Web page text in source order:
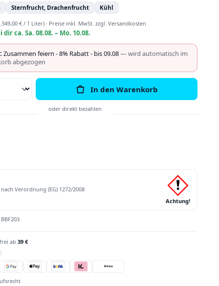
Sternfrucht, Drachenfrucht Kühl
€ / 1 Liter) · Preise inkl. MwSt. zzgl. Versandkosten
dir ca. Sa. 08.08. – Mo. 10.08.
Zusammen feiern - 8% Rabatt - bis 09.08— wird automatisch im
abgezogen
Gib den gewünschten Wert
In den Warenkorb
Verordnung (EG) 1272/2008
Achtung!
BBF203
ab 39 €